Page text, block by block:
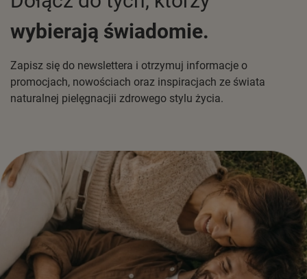
wybierają świadomie.
Zapisz się do newslettera i otrzymuj informacje o
promocjach, nowościach oraz inspiracjach ze świata
naturalnej pielęgnacjii zdrowego stylu życia.